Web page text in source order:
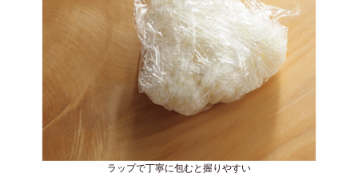
ラップで丁寧に包むと握りやすい